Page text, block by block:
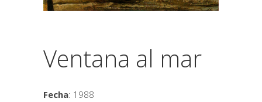
Ventana al mar
Fecha: 1988